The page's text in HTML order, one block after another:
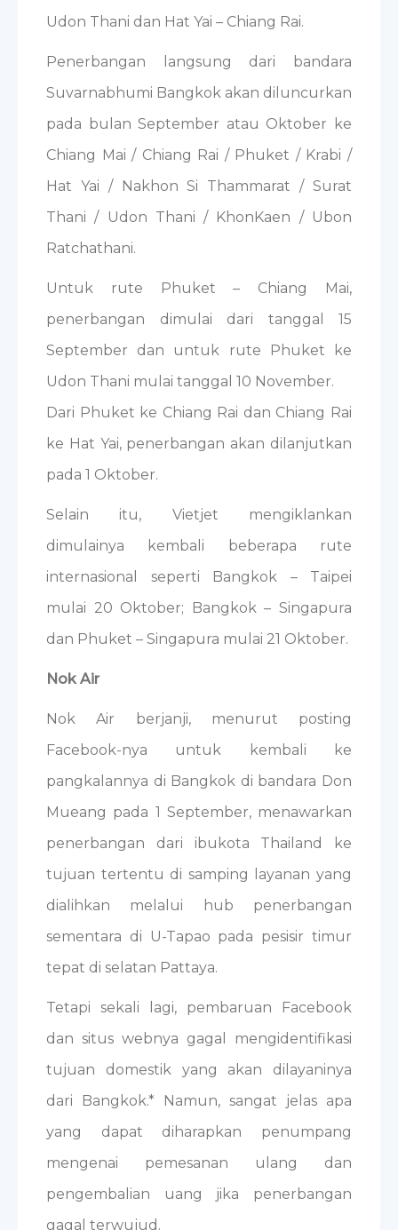
Udon Thani dan Hat Yai – Chiang Rai.
Penerbangan langsung dari bandara
Suvarnabhumi Bangkok akan diluncurkan
pada bulan September atau Oktober ke
Chiang Mai / Chiang Rai / Phuket / Krabi /
Hat Yai / Nakhon Si Thammarat / Surat
Thani / Udon Thani / KhonKaen / Ubon
Ratchathani.
Untuk rute Phuket – Chiang Mai,
penerbangan dimulai dari tanggal 15
September dan untuk rute Phuket ke
Udon Thani mulai tanggal 10 November.
Dari Phuket ke Chiang Rai dan Chiang Rai
ke Hat Yai, penerbangan akan dilanjutkan
pada 1 Oktober.
Selain itu, Vietjet mengiklankan
dimulainya kembali beberapa rute
internasional seperti Bangkok – Taipei
mulai 20 Oktober; Bangkok – Singapura
dan Phuket – Singapura mulai 21 Oktober.
Nok Air
Nok Air berjanji, menurut posting
Facebook-nya untuk kembali ke
pangkalannya di Bangkok di bandara Don
Mueang pada 1 September, menawarkan
penerbangan dari ibukota Thailand ke
tujuan tertentu di samping layanan yang
dialihkan melalui hub penerbangan
sementara di U-Tapao pada pesisir timur
tepat di selatan Pattaya.
Tetapi sekali lagi, pembaruan Facebook
dan situs webnya gagal mengidentifikasi
tujuan domestik yang akan dilayaninya
dari Bangkok.* Namun, sangat jelas apa
yang dapat diharapkan penumpang
mengenai pemesanan ulang dan
pengembalian uang jika penerbangan
gagal terwujud.